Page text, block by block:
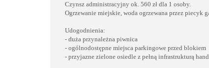
Czynsz administracyjny ok. 560 zł dla 1 osoby.
Ogrzewanie miejskie, woda ogrzewana przez piecyk
Udogodnienia:
- duża przynależna piwnica
- ogólnodostępne miejsca parkingowe przed blokiem
- przyjazne zielone osiedle z pełną infrastrukturą